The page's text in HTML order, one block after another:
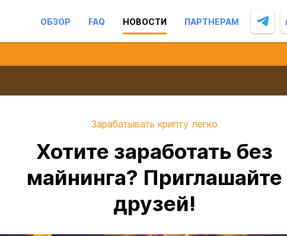
ОБЗОР FAQ НОВОСТИ ПАРТНЕРАМ
Зарабатывать крипту легко
Хотите заработать без
майнинга? Приглашайте
друзей!